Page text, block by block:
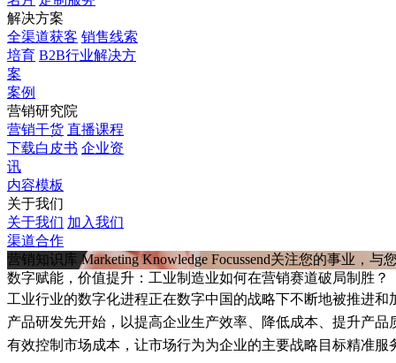
解决方案
全渠道获客 销售线索
培育 B2B行业解决方
案
案例
营销研究院
营销干货 直播课程
下载白皮书 企业资
讯
内容模板
关于我们
关于我们 加入我们
渠道合作
营销知识库 Marketing Knowledge Focussend关注您的事业，
数字赋能，价值提升：工业制造业如何在营销赛道破局制胜？
工业行业的数字化进程正在数字中国的战略下不断地被推进
产品研发先开始，以提高企业生产效率、降低成本、提升产
有效控制市场成本，让市场行为为企业的主要战略目标精准